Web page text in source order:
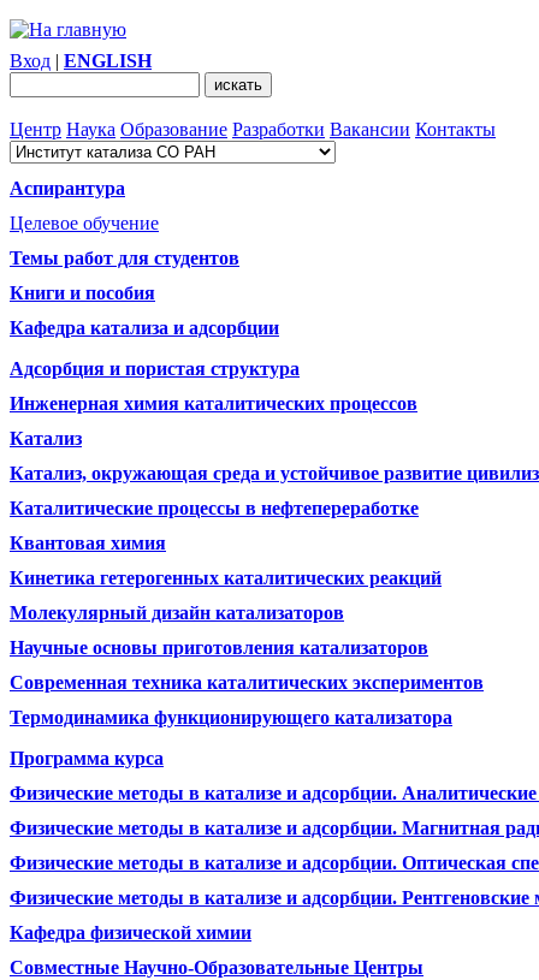
Вход | ENGLISH
Центр Наука Образование Разработки Вакансии Контакты
Аспирантура
Целевое обучение
Темы работ для студентов
Книги и пособия
Кафедра катализа и адсорбции
Адсорбция и пористая структура
Инженерная химия каталитических процессов
Катализ
Катализ, окружающая среда и устойчивое развитие
Каталитические процессы в нефтепереработке
Квантовая химия
Кинетика гетерогенных каталитических реакций
Молекулярный дизайн катализаторов
Научные основы приготовления катализаторов
Современная техника каталитических экспериментов
Термодинамика функционирующего катализатора
Программа курса
Физические методы в катализе и адсорбции.
Физические методы в катализе и адсорбции. Магнитная
Физические методы в катализе и адсорбции. Оптическая
Физические методы в катализе и адсорбции. Рентгеновские
Кафедра физической химии
Совместные Научно-Образовательные Центры